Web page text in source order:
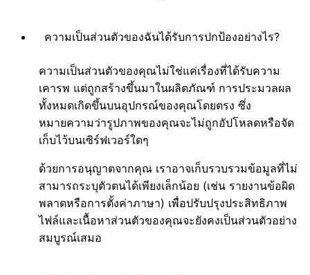
เซนเซอร์
ปรับปรุงภาพ
บีบอัด เพิ่มความละเอียด
แอนิเมชัน
ความเป็นส่วนตัวของฉันได้รับการปกป้องอย่างไร?
ความเป็นส่วนตัวของคุณไม่ใช่แค่เรื่องที่ได้รับความ
เคารพ แต่ถูกสร้างขึ้นมาในผลิตภัณฑ์ การประมวลผล
ทั้งหมดเกิดขึ้นบนอุปกรณ์ของคุณโดยตรง ซึ่ง
หมายความว่ารูปภาพของคุณจะไม่ถูกอัปโหลดหรือจัด
เก็บไว้บนเซิร์ฟเวอร์ใดๆ
ด้วยการอนุญาตจากคุณ เราอาจเก็บรวบรวมข้อมูลที่ไม่
สามารถระบุตัวตนได้เพียงเล็กน้อย (เช่น รายงานข้อผิด
พลาดหรือการตั้งค่าภาษา) เพื่อปรับปรุงประสิทธิภาพ
ไฟล์และเนื้อหาส่วนตัวของคุณจะยังคงเป็นส่วนตัวอย่าง
สมบูรณ์เสมอ